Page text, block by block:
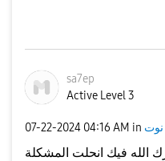
sa7ep
Active Level 3
‎07-22-2024 04:16 AM in نوت
الله فيك انحلت المشكلة